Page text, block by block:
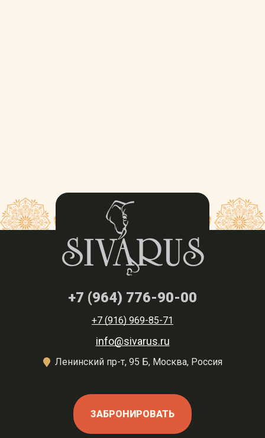
+7 (964) 776-90-00
+7 (916) 969-85-71
info@sivarus.ru
Ленинский пр-т, 95 Б, Москва, Россия
ЗАБРОНИРОВАТЬ